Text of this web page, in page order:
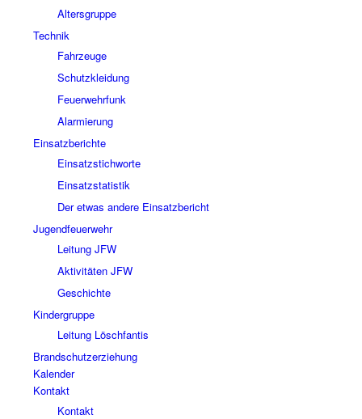
Altersgruppe
Technik
Fahrzeuge
Schutzkleidung
Feuerwehrfunk
Alarmierung
Einsatzberichte
Einsatzstichworte
Einsatzstatistik
Der etwas andere Einsatzbericht
Jugendfeuerwehr
Leitung JFW
Aktivitäten JFW
Geschichte
Kindergruppe
Leitung Löschfantis
Brandschutzerziehung
Kalender
Kontakt
Kontakt